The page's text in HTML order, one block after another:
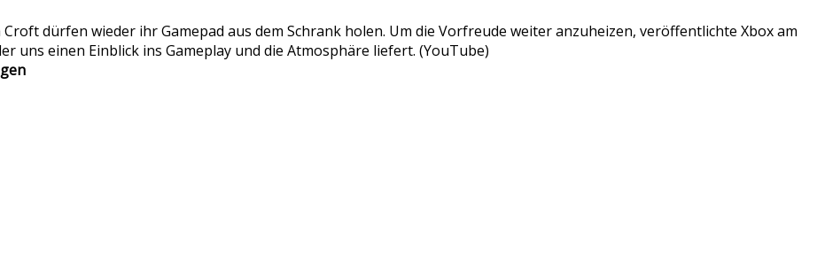
dürfen wieder ihr Gamepad aus dem Schrank holen. Um die Vorfreude weiter anzuheizen, veröffentlichte Xbox am
uns einen Einblick ins Gameplay und die Atmosphäre liefert. (YouTube)